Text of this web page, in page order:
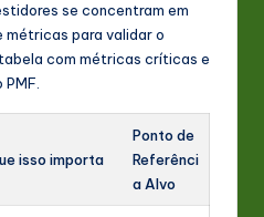
se concentram em
métricas para validar o
com métricas críticas e
PMF.
isso importa
Ponto de
Referênci
a Alvo